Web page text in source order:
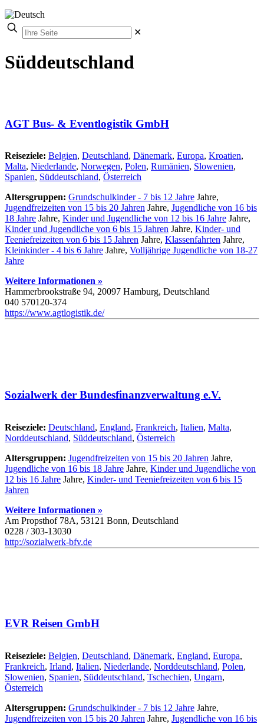
✕
Süddeutschland
AGT Bus- & Eventlogistik GmbH
Reiseziele: Belgien, Deutschland, Dänemark, Europa, Kroatien,
Malta, Niederlande, Norwegen, Polen, Rumänien, Slowenien,
Spanien, Süddeutschland, Österreich
Altersgruppen: Grundschulkinder - 7 bis 12 Jahre Jahre,
Jugendfreizeiten von 15 bis 20 Jahren Jahre, Jugendliche von 16 bis
18 Jahre Jahre, Kinder und Jugendliche von 12 bis 16 Jahre Jahre,
Kinder und Jugendliche von 6 bis 15 Jahren Jahre, Kinder- und
Teeniefreizeiten von 6 bis 15 Jahren Jahre, Klassenfahrten Jahre,
Kleinkinder - 4 bis 6 Jahre Jahre, Volljährige Jugendliche von 18-27
Jahre
Weitere Informationen »
Hammerbrookstraße 94, 20097 Hamburg, Deutschland
040 570120-374
https://www.agtlogistik.de/
Sozialwerk der Bundesfinanzverwaltung e.V.
Reiseziele: Deutschland, England, Frankreich, Italien, Malta,
Norddeutschland, Süddeutschland, Österreich
Altersgruppen: Jugendfreizeiten von 15 bis 20 Jahren Jahre,
Jugendliche von 16 bis 18 Jahre Jahre, Kinder und Jugendliche von
12 bis 16 Jahre Jahre, Kinder- und Teeniefreizeiten von 6 bis 15
Jahren
Weitere Informationen »
Am Propsthof 78A, 53121 Bonn, Deutschland
0228 / 303-13030
http://sozialwerk-bfv.de
EVR Reisen GmbH
Reiseziele: Belgien, Deutschland, Dänemark, England, Europa,
Frankreich, Irland, Italien, Niederlande, Norddeutschland, Polen,
Slowenien, Spanien, Süddeutschland, Tschechien, Ungarn,
Österreich
Altersgruppen: Grundschulkinder - 7 bis 12 Jahre Jahre,
Jugendfreizeiten von 15 bis 20 Jahren Jahre, Jugendliche von 16 bis